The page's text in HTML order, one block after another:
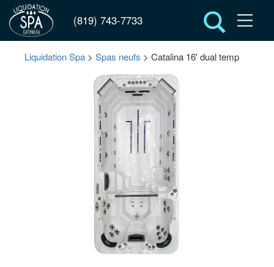
(819) 743-7733
Liquidation Spa >Spas neufs > Catalina 16′ dual temp